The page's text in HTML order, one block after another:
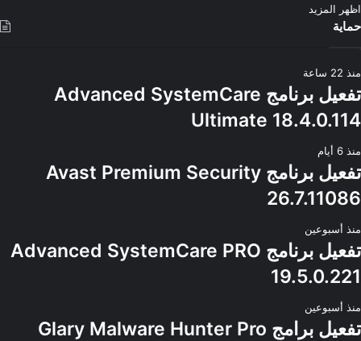
اظهر المزيد
حماية
منذ 22 ساعة
تفعيل برنامج Advanced SystemCare
Ultimate 18.4.0.114
منذ 6 أيام
تفعيل برنامج Avast Premium Security
26.7.11086
منذ أسبوعين
تفعيل برنامج Advanced SystemCare PRO
19.5.0.221
منذ أسبوعين
تفعيل برامج Glary Malware Hunter Pro